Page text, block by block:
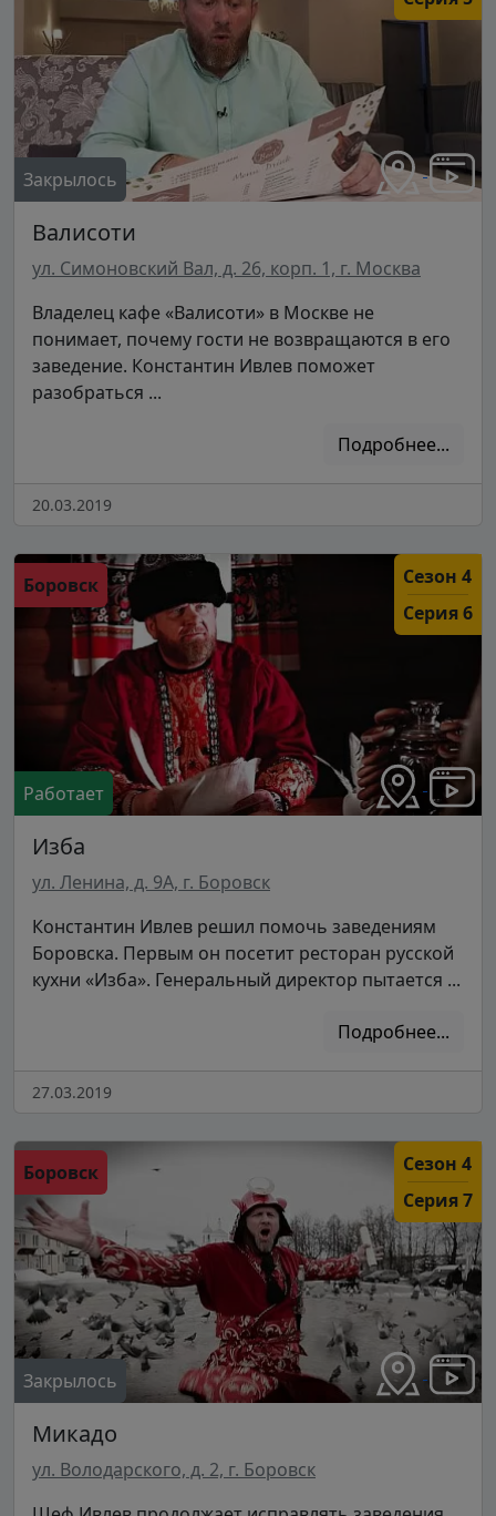
Закрылось
Валисоти
ул. Симоновский Вал, д. 26, корп. 1, г. Москва
Владелец кафе «Валисоти» в Москве не
понимает, почему гости не возвращаются в его
заведение. Константин Ивлев поможет
разобраться ...
Подробнее...
20.03.2019
Боровск
Сезон 4
Серия 6
Работает
Изба
ул. Ленина, д. 9А, г. Боровск
Константин Ивлев решил помочь заведениям
Боровска. Первым он посетит ресторан русской
кухни «Изба». Генеральный директор пытается ...
Подробнее...
27.03.2019
Боровск
Сезон 4
Серия 7
Закрылось
Микадо
ул. Володарского, д. 2, г. Боровск